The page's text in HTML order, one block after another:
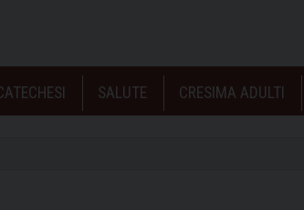
SALUTE CRESIMA ADULTI